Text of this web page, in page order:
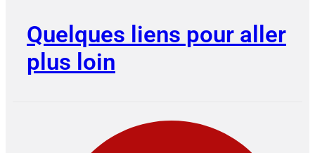
Quelques liens pour aller
plus loin